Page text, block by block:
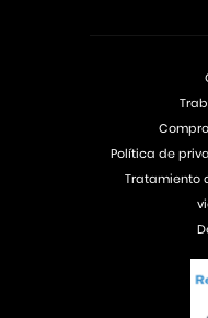
Política de
Tratamiento